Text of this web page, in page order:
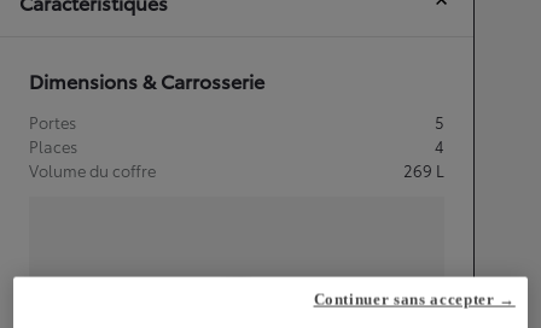
Dimensions & Carrosserie
Portes
5
Places
4
Volume du coffre
269 L
Continuer sans accepter →